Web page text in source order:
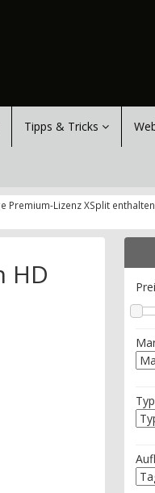
Tipps & Tricks
Lizenz XSplit
HD
Typ